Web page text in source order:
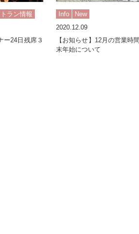
ラン情報
ー24日残席３
Info
New
2020.12.09
【お知らせ】12月の営業時
末年始について